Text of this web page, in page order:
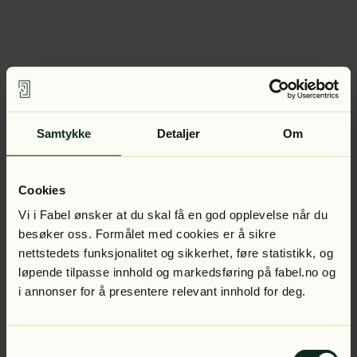
Samtykke Detaljer Om
Cookies
Vi i Fabel ønsker at du skal få en god opplevelse når du
besøker oss. Formålet med cookies er å sikre
nettstedets funksjonalitet og sikkerhet, føre statistikk, og
løpende tilpasse innhold og markedsføring på fabel.no og
i annonser for å presentere relevant innhold for deg.